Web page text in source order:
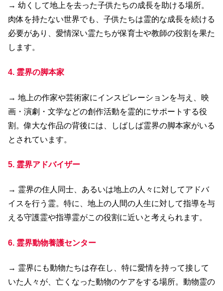
→ 幼くして地上を去った子供たちの成長を助ける場所。
肉体を持たない世界でも、子供たちは霊的な成長を続ける
必要があり、愛情深い霊たちが保育士や教師の役割を果た
します。
4. 霊界の脚本家
→ 地上の作家や芸術家にインスピレーションを与え、映
画・演劇・文学などの創作活動を霊的にサポートする役
割。偉大な作品の背後には、しばしば霊界の脚本家がいる
とされています。
5. 霊界アドバイザー
→ 霊界の住人同士、あるいは地上の人々に対してアドバ
イスを行う霊。特に、地上の人間の人生に対して指導を与
える守護霊や指導霊がこの役割に近いと考えられます。
6. 霊界動物養護センター
→ 霊界にも動物たちは存在し、特に愛情を持って接して
いた人々が、亡くなった動物のケアをする場所。動物霊の